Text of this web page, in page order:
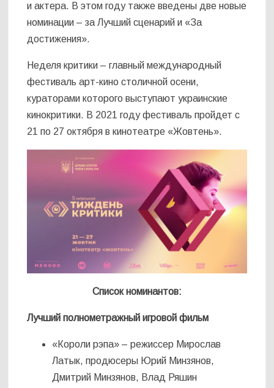
и актера. В этом году также введены две новые
номинации – за Лучший сценарий и «За
достижения».
Неделя критики – главный международный
фестиваль арт-кино столичной осени,
кураторами которого выступают украинские
кинокритики. В 2021 году фестиваль пройдет с
21 по 27 октября в кинотеатре «Жовтень».
Список номинантов:
Лучший полнометражный игровой фильм
«Короли рэпа» – режиссер Мирослав
Латык, продюсеры Юрий Минзянов,
Дмитрий Минзянов, Влад Ряшин